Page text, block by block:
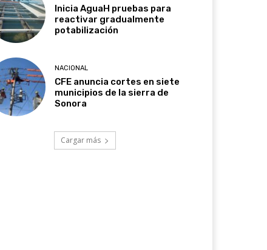
Inicia AguaH pruebas para
reactivar gradualmente
potabilización
NACIONAL
CFE anuncia cortes en siete
municipios de la sierra de
Sonora
Cargar más